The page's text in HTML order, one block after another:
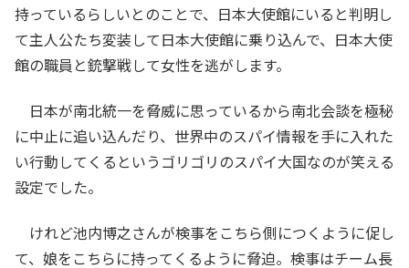
持っているらしいとのことで、日本大使館にいると判明し
て主人公たち変装して日本大使館に乗り込んで、日本大使
館の職員と銃撃戦して女性を逃がします。
日本が南北統一を脅威に思っているから南北会談を極秘
に中止に追い込んだり、世界中のスパイ情報を手に入れた
い行動してくるというゴリゴリのスパイ大国なのが笑える
設定でした。
けれど池内博之さんが検事をこちら側につくように促し
て、娘をこちらに持ってくるように脅迫。検事はチーム長